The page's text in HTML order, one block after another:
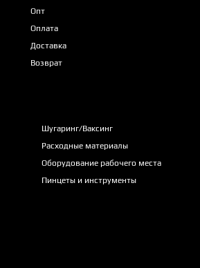
Опт
Оплата
Доставка
Возврат
Шугаринг/Ваксинг
Расходные материалы
Оборудование рабочего места
Пинцеты и инструменты